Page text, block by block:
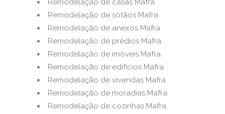
Remodelação de casas Mafra
Remodelação de sótãos Mafra
Remodelação de anexos Mafra
Remodelação de prédios Mafra
Remodelação de imóveis Mafra
Remodelação de edifícios Mafra
Remodelação de vivendas Mafra
Remodelação de moradias Mafra
Remodelação de cozinhas Mafra